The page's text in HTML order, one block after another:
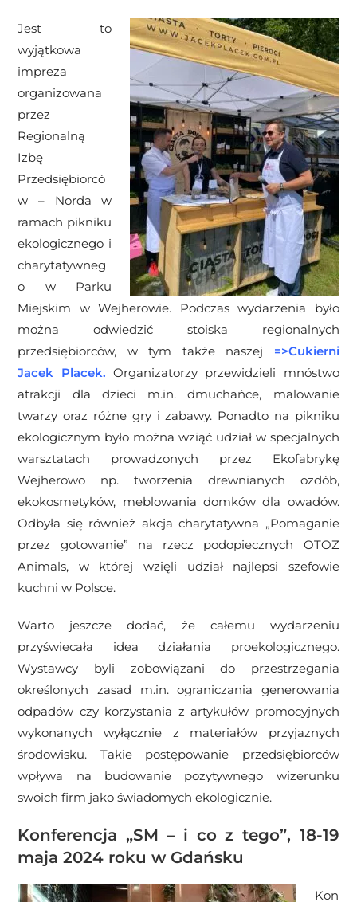
Jest to
wyjątkowa
impreza
organizowana
przez
Regionalną
Izbę
Przedsiębiorcó
w – Norda w
ramach pikniku
ekologicznego i
charytatywneg
o w Parku
Miejskim w Wejherowie. Podczas wydarzenia było
można odwiedzić stoiska regionalnych
przedsiębiorców, w tym także naszej =>Cukierni
Jacek Placek. Organizatorzy przewidzieli mnóstwo
atrakcji dla dzieci m.in. dmuchańce, malowanie
twarzy oraz różne gry i zabawy. Ponadto na pikniku
ekologicznym było można wziąć udział w specjalnych
warsztatach prowadzonych przez Ekofabrykę
Wejherowo np. tworzenia drewnianych ozdób,
ekokosmetyków, meblowania domków dla owadów.
Odbyła się również akcja charytatywna „Pomaganie
przez gotowanie” na rzecz podopiecznych OTOZ
Animals, w której wzięli udział najlepsi szefowie
kuchni w Polsce.
Warto jeszcze dodać, że całemu wydarzeniu
przyświecała idea działania proekologicznego.
Wystawcy byli zobowiązani do przestrzegania
określonych zasad m.in. ograniczania generowania
odpadów czy korzystania z artykułów promocyjnych
wykonanych wyłącznie z materiałów przyjaznych
środowisku. Takie postępowanie przedsiębiorców
wpływa na budowanie pozytywnego wizerunku
swoich firm jako świadomych ekologicznie.
Konferencja „SM – i co z tego”, 18-19
maja 2024 roku w Gdańsku
Kon